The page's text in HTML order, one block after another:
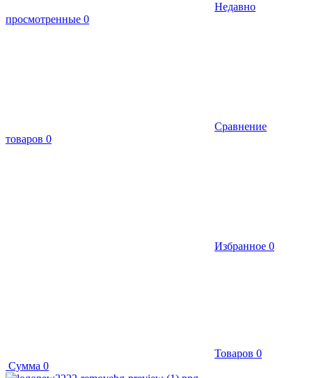
Недавно
просмотренные 0
Сравнение
товаров 0
Избранное 0
Товаров 0
Сумма 0